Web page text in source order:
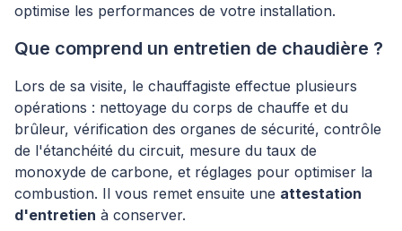
optimise les performances de votre installation.
Que comprend un entretien de chaudière ?
Lors de sa visite, le chauffagiste effectue plusieurs
opérations : nettoyage du corps de chauffe et du
brûleur, vérification des organes de sécurité, contrôle
de l'étanchéité du circuit, mesure du taux de
monoxyde de carbone, et réglages pour optimiser la
combustion. Il vous remet ensuite une attestation
d'entretien à conserver.